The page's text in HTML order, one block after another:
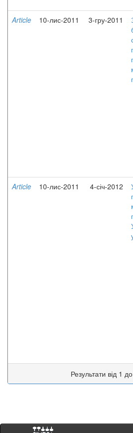
Article
10-лис-2011 3-гру-2011
Article
10-лис-2011 4-січ-2012
Результати від 1